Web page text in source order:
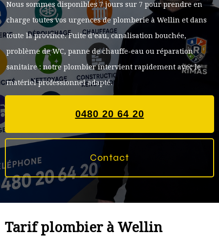
Nous sommes disponibles 7 jours sur 7 pour prendre en
charge toutes vos urgences de plomberie à Wellin et dans
toute la province. Fuite d’eau, canalisation bouchée,
problème de WC, panne de chauffe-eau ou réparation
sanitaire : notre plombier intervient rapidement avec le
matériel professionnel adapté.
0480 20 64 20
Contact
Tarif plombier à Wellin